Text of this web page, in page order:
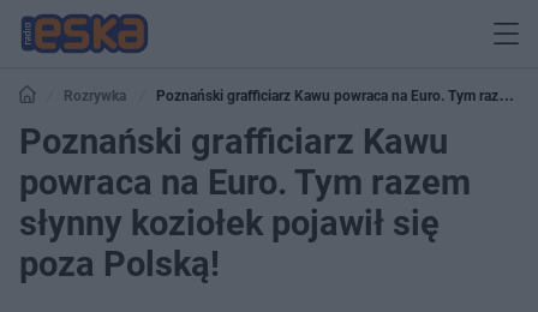
Rozrywka
Poznański grafficiarz Kawu powraca na Euro. Tym razem
słynny koziołek pojawił się poza Polską!
Poznański grafficiarz Kawu
powraca na Euro. Tym razem
słynny koziołek pojawił się
poza Polską!